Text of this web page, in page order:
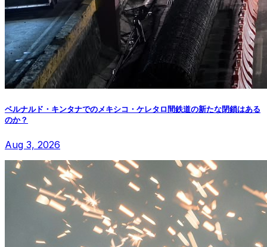
ベルナルド・キンタナでのメキシコ・ケレタロ間鉄道の新たな閉鎖はある
のか？
Aug 3, 2026